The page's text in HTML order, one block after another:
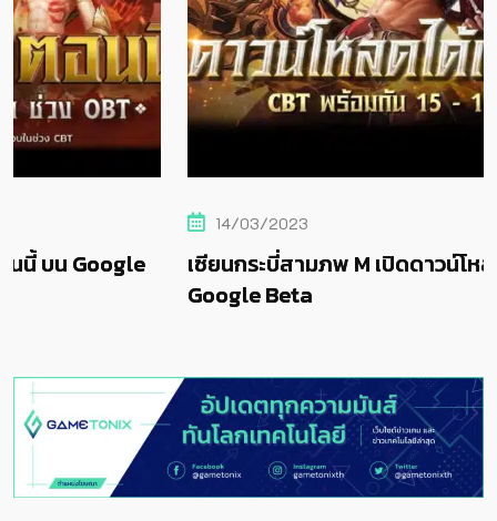
เซียนกระบี่สามภพ M เปิดดาวน์โหลดล่วงหน้าแล้วบน